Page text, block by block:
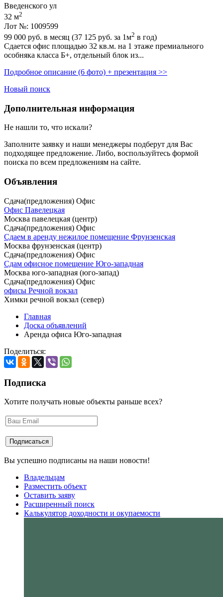
Введенского ул
32 м2
Лот №: 1009599
99 000 руб. в месяц (37 125 руб. за 1м2 в год)
Сдается офис площадью 32 кв.м. на 1 этаже премиального
особняка класса Б+,­ отдельный блок из...
Подробное описание (6 фото) + презентация >>
Новый поиск
Дополнительная информация
Не нашли то, что искали?
Заполните заявку и наши менеджеры подберут для Вас
подходящее предложение. Либо, воспользуйтесь формой
поиска по всем предложениям на сайте.
Объявления
Сдача(предложения) Офис
Офис Павелецкая
Москва павелецкая (центр)
Сдача(предложения) Офис
Сдаем в аренду нежилое помещение Фрунзенская
Москва фрунзенская (центр)
Сдача(предложения) Офис
Сдам офисное помещение Юго-западная
Москва юго-западная (юго-запад)
Сдача(предложения) Офис
офисы Речной вокзал
Химки речной вокзал (север)
Главная
Доска объявлений
Аренда офиса Юго-западная
Поделиться:
Подписка
Хотите получать новые объекты раньше всех?
Вы успешно подписаны на наши новости!
Владельцам
Разместить объект
Оставить заяву
Расширенный поиск
Калькулятор доходности и окупаемости